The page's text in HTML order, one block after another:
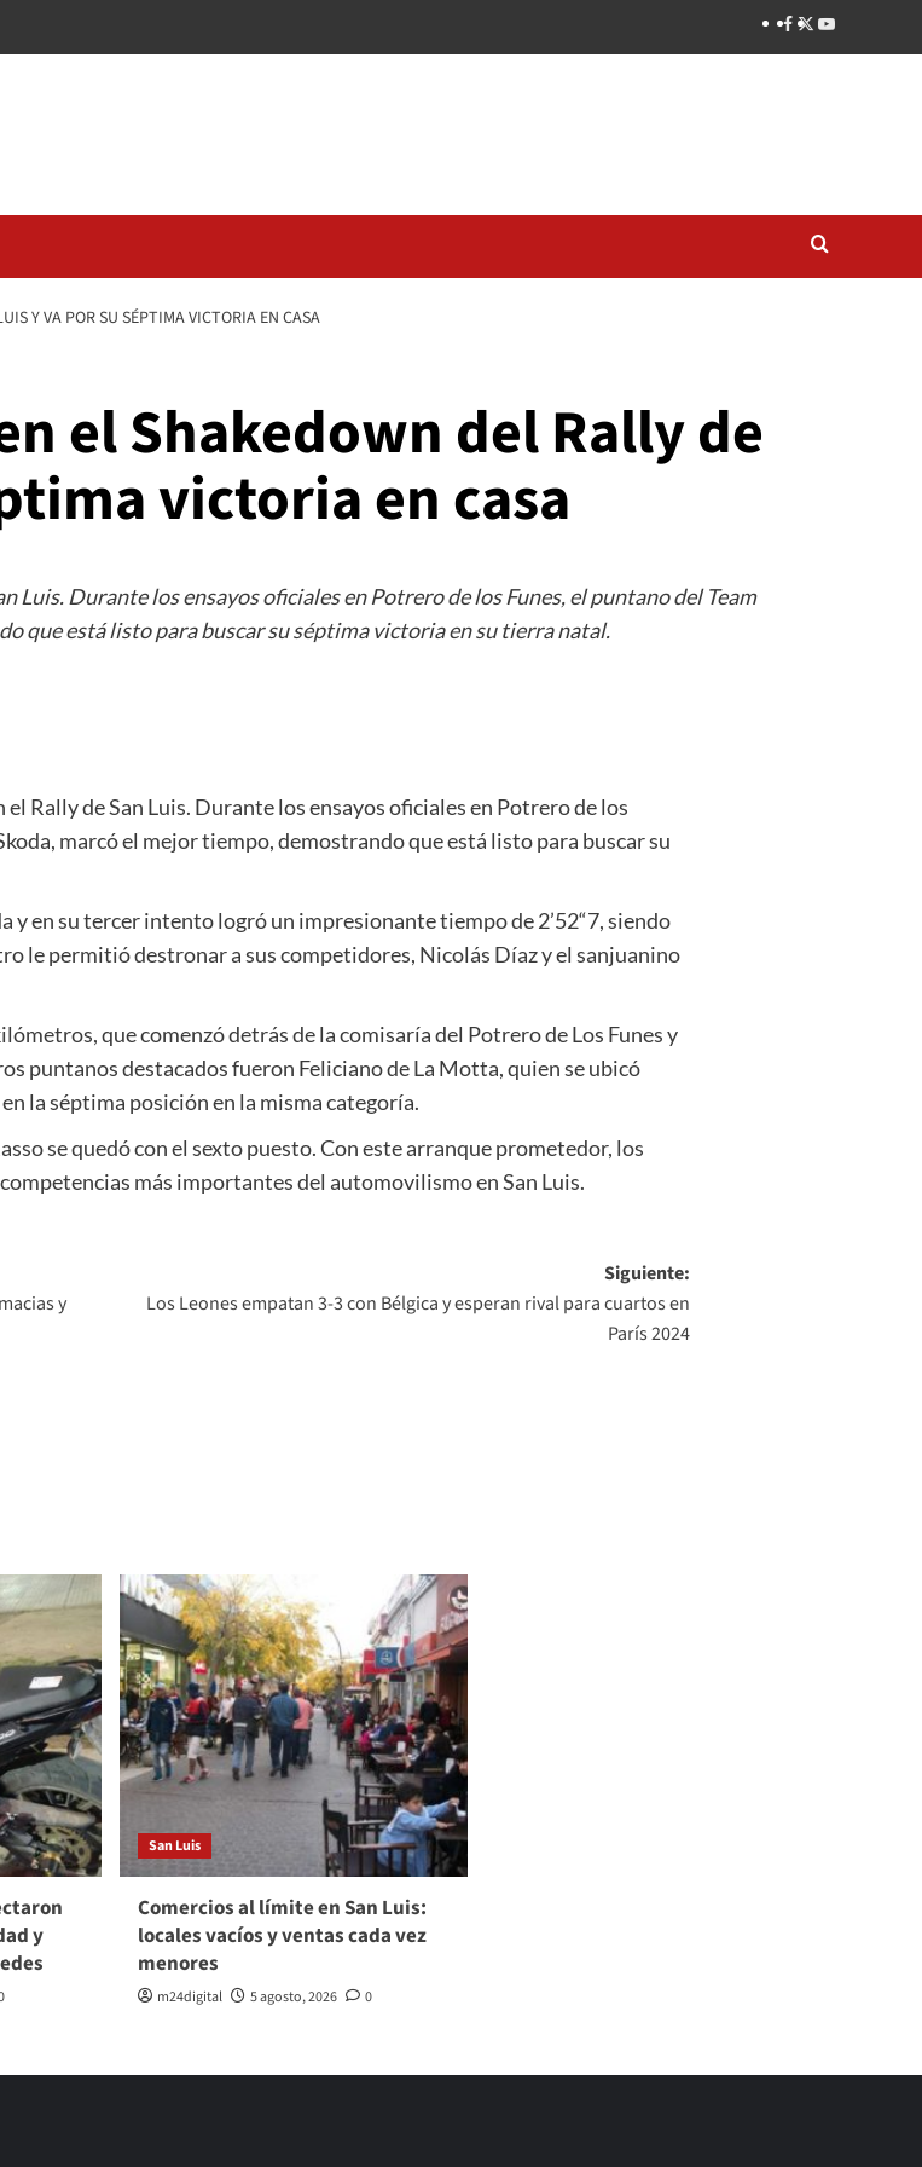
Y VA POR SU SÉPTIMA VICTORIA EN CASA
el Shakedown del Rally de
victoria en casa
Luis. Durante los ensayos oficiales en Potrero de los Funes, el puntano del Team
que está listo para buscar su séptima victoria en su tierra natal.
Rally de San Luis. Durante los ensayos oficiales en Potrero de los
marcó el mejor tiempo, demostrando que está listo para buscar su
y en su tercer intento logró un impresionante tiempo de 2’52“7, siendo
le permitió destronar a sus competidores, Nicolás Díaz y el sanjuanino
que comenzó detrás de la comisaría del Potrero de Los Funes y
puntanos destacados fueron Feliciano de La Motta, quien se ubicó
la séptima posición en la misma categoría.
se quedó con el sexto puesto. Con este arranque prometedor, los
más importantes del automovilismo en San Luis.
y
Siguiente:
Los Leones empatan 3-3 con Bélgica y esperan rival para cuartos en
París 2024
y
San Luis
Comercios al límite en San Luis:
locales vacíos y ventas cada vez
menores
m24digital 5 agosto, 2026 0